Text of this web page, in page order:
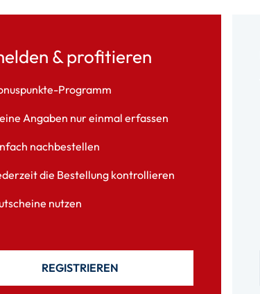
& profitieren
Programm
Angaben nur einmal erfassen
nachbestellen
die Bestellung kontrollieren
nutzen
REGISTRIEREN